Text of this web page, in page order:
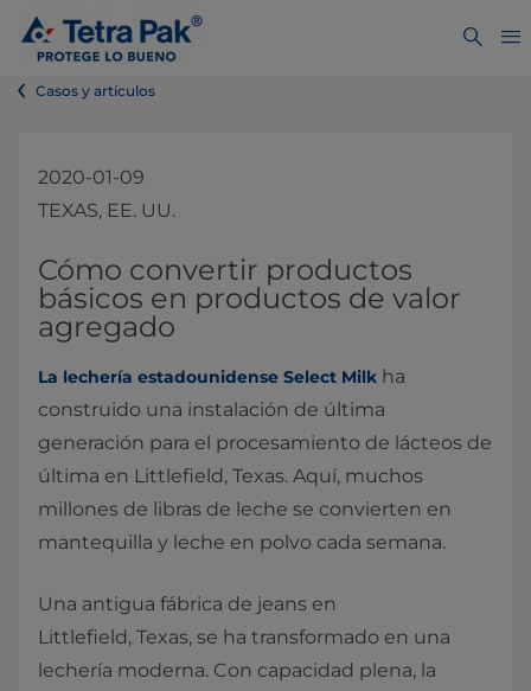
Casos y artículos
2020-01-09
TEXAS, EE. UU.
Cómo convertir productos
básicos en productos de valor
agregado
La lechería estadounidense Select Milk ha
construido una instalación de última
generación para el procesamiento de lácteos de
última en Littlefield, Texas. Aquí, muchos
millones de libras de leche se convierten en
mantequilla y leche en polvo cada semana.
Una antigua fábrica de jeans en
Littlefield, Texas, se ha transformado en una
lechería moderna. Con capacidad plena, la